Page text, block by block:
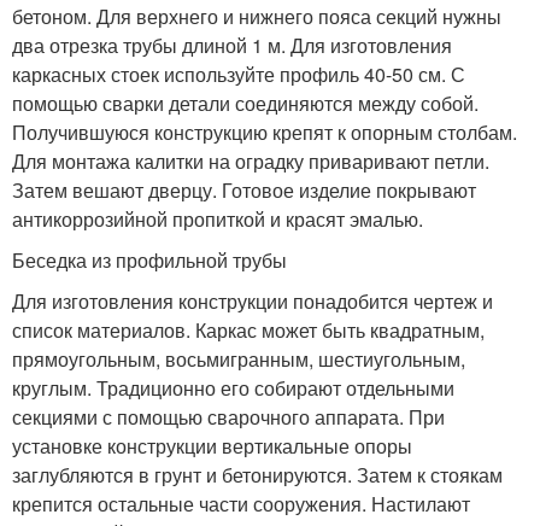
бетоном. Для верхнего и нижнего пояса секций нужны
два отрезка трубы длиной 1 м. Для изготовления
каркасных стоек используйте профиль 40-50 см. С
помощью сварки детали соединяются между собой.
Получившуюся конструкцию крепят к опорным столбам.
Для монтажа калитки на оградку приваривают петли.
Затем вешают дверцу. Готовое изделие покрывают
антикоррозийной пропиткой и красят эмалью.
Беседка из профильной трубы
Для изготовления конструкции понадобится чертеж и
список материалов. Каркас может быть квадратным,
прямоугольным, восьмигранным, шестиугольным,
круглым. Традиционно его собирают отдельными
секциями с помощью сварочного аппарата. При
установке конструкции вертикальные опоры
заглубляются в грунт и бетонируются. Затем к стоякам
крепится остальные части сооружения. Настилают